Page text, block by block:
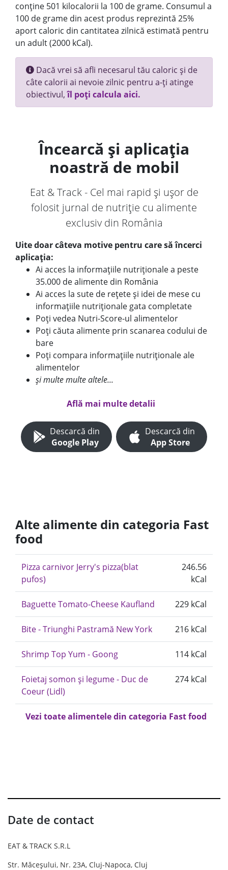
conține 501 kilocalorii la 100 de grame. Consumul a
100 de grame din acest produs reprezintă 25%
aport caloric din cantitatea zilnică estimată pentru
un adult (2000 kCal).
Dacă vrei să afli necesarul tău caloric și de
câte calorii ai nevoie zilnic pentru a-ți atinge
obiectivul,îl poți calcula aici.
Încearcă și aplicația
noastră de mobil
Eat & Track - Cel mai rapid și ușor de
folosit jurnal de nutriție cu alimente
exclusiv din România
Uite doar câteva motive pentru care să încerci
aplicația:
Ai acces la informațiile nutriționale a peste
35.000 de alimente din România
Ai acces la sute de rețete și idei de mese cu
informațiile nutriționale gata completate
Poți vedea Nutri-Score-ul alimentelor
Poți căuta alimente prin scanarea codului de
bare
Poți compara informațiile nutriționale ale
alimentelor
și multe multe altele...
Află mai multe detalii
Descarcă din
Google Play
Descarcă din
App Store
Alte alimente din categoria Fast
food
Pizza carnivor Jerry's pizza(blat
pufos)
246.56
kCal
Baguette Tomato-Cheese Kaufland 229 kCal
Bite - Triunghi Pastramă New York 216 kCal
Shrimp Top Yum - Goong 114 kCal
Foietaj somon și legume - Duc de
Coeur (Lidl)
274 kCal
Vezi toate alimentele din categoria Fast food
Date de contact
EAT & TRACK S.R.L
Str. Măceșului, Nr. 23A, Cluj-Napoca, Cluj